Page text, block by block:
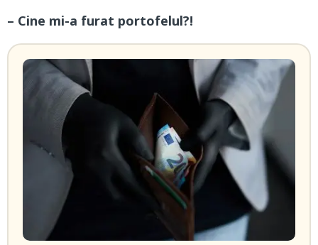
– Cine mi-a furat portofelul?!